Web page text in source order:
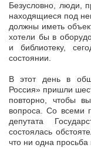
Безусловно, люди,
находящиеся под
должны иметь
хотели бы в
и библиотеку,
состоянии.
В этот день в
Россия» пришли
повторно, чтобы
вопроса. Со всеми
депутата
состоялась
что ни одна